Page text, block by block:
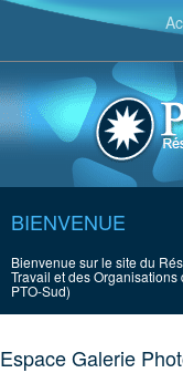
BIENVENUE
Bienvenue sur le site du
Travail et des
PTO-Sud)
Espace Galerie